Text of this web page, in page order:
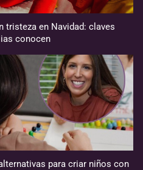
tristeza en Navidad: claves
conocen
para criar niños con